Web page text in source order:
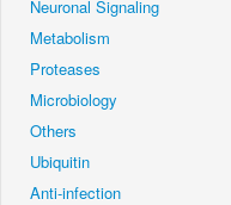
Neuronal Signaling
Metabolism
Proteases
Microbiology
Others
Ubiquitin
Anti-infection